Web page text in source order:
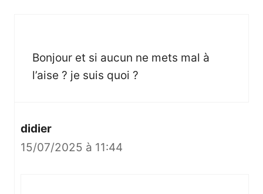
Bonjour et si aucun ne mets mal à
l’aise ? je suis quoi ?
didier
15/07/2025 à 11:44